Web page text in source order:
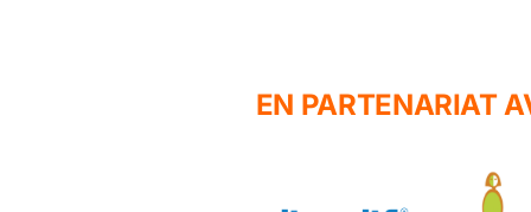
EN PARTENARIAT